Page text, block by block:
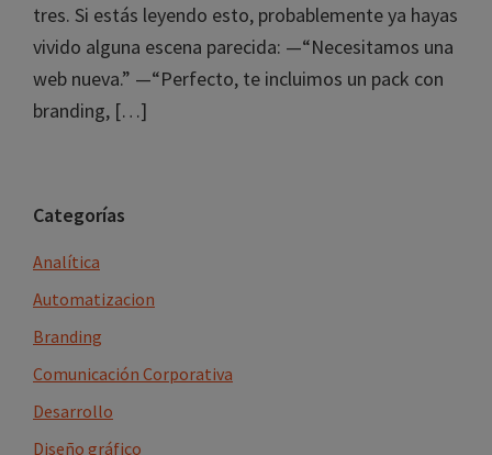
tres. Si estás leyendo esto, probablemente ya hayas
vivido alguna escena parecida: —“Necesitamos una
web nueva.” —“Perfecto, te incluimos un pack con
branding, […]
Barra
lateral
principal
Categorías
Analítica
Automatizacion
Branding
Comunicación Corporativa
Desarrollo
Diseño gráfico